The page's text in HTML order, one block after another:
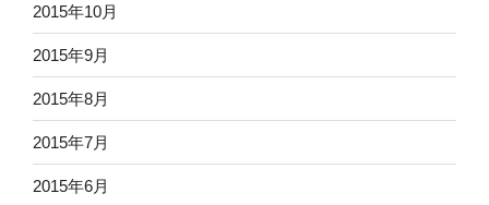
2015年10月
2015年9月
2015年8月
2015年7月
2015年6月